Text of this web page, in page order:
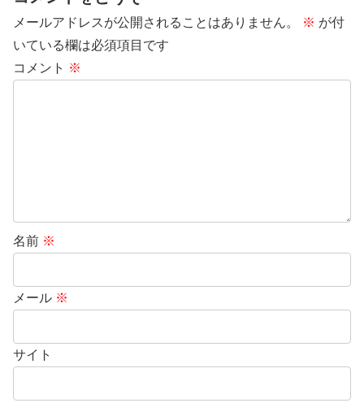
メールアドレスが公開されることはありません。 ※ が付
いている欄は必須項目です
コメント ※
名前 ※
メール ※
サイト